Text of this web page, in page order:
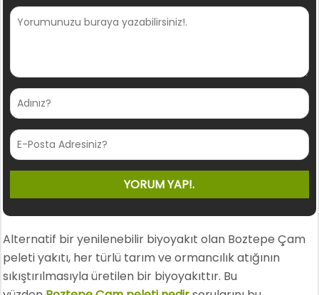
Alternatif bir yenilenebilir biyoyakıt olan Boztepe Çam
peleti yakıtı, her türlü tarım ve ormancılık atığının
sıkıştırılmasıyla üretilen bir biyoyakıttır. Bu